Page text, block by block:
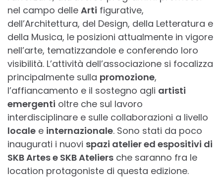
nel campo delle Arti figurative,
dell’Architettura, del Design, della Letteratura e
della Musica, le posizioni attualmente in vigore
nell’arte, tematizzandole e conferendo loro
visibilità. L’attività dell’associazione si focalizza
principalmente sulla promozione,
l’affiancamento e il sostegno agli artisti
emergenti oltre che sul lavoro
interdisciplinare e sulle collaborazioni a livello
locale e internazionale. Sono stati da poco
inaugurati i nuovi spazi atelier ed espositivi di
SKB Artes e SKB Ateliers che saranno fra le
location protagoniste di questa edizione.